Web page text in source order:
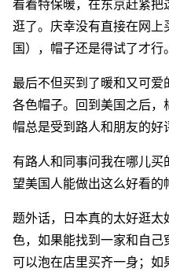
看着特保暖，在东京赶紧
逛了。庆幸没有直接在网
国），帽子还是得试了才行。
最后不但买到了暖和又可
各色帽子。回到美国之后
帽总是受到路人和朋友的好
有路人和同事问我在哪儿
望美国人能做出这么好看的
题外话，日本真的太好逛
色，如果能找到一家和自
可以泡在店里买齐一身；如